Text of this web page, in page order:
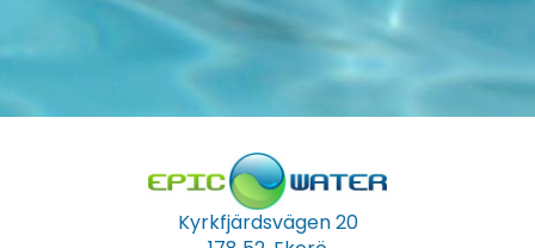
Kyrkfjärdsvägen 20